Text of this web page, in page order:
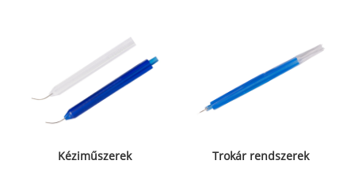
Kéziműszerek Trokár rendszerek